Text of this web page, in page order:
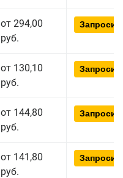
от 294,00
руб.
от 130,10
руб.
от 144,80
руб.
от 141,80
руб.